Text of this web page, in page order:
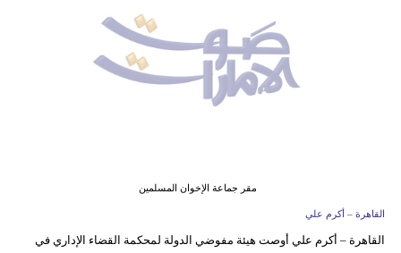
مقر جماعة الإخوان المسلمين
القاهرة – أكرم علي
القاهرة – أكرم علي أوصت هيئة مفوضي الدولة لمحكمة القضاء الإداري في